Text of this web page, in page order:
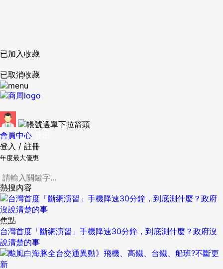
已加入收藏
已取消收藏
會員中心
登入 / 註冊
年度最大優惠
熱搜內容
焦點
台灣首度「斷網演習」手機降速30分鐘，到底測什麼？政府沒
說清楚的事